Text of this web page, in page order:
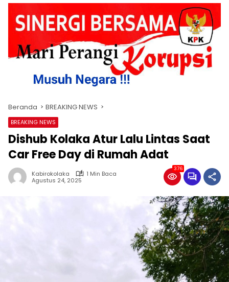
Beranda BREAKING NEWS
BREAKING NEWS
Dishub Kolaka Atur Lalu Lintas Saat
Car Free Day di Rumah Adat
Kabirokolaka
1 Min Baca
Agustus 24, 2025
376